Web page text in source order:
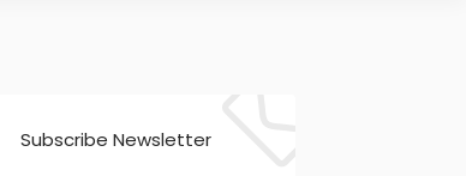
Subscribe Newsletter